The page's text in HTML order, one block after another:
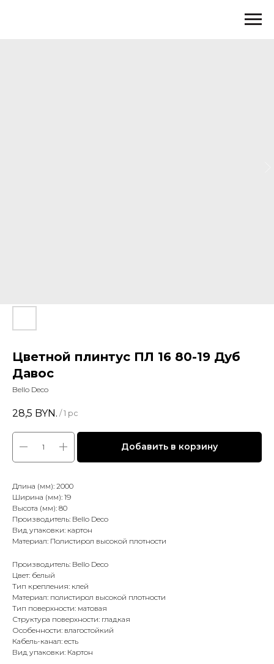
Цветной плинтус ПЛ 16 80-19 Дуб
Давос
Bello Deco
28,5 BYN. / 1 pc
Добавить в корзину
Длина (мм): 2000
Ширина (мм): 19
Высота (мм): 80
Производитель: Bello Deco
Вид упаковки: картон
Материал: Полистирол высокой плотности
Производитель: Bello Deco
Цвет: белый
Тип крепления: клей
Материал: полистирол высокой плотности
Тип поверхности: матовая
Структура поверхности: гладкая
Особенности: влагостойкий
Кабель-канал: есть
Вид упаковки: Картон